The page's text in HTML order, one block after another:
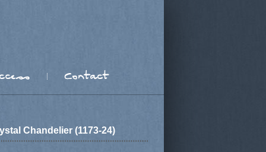
Chandelier (1173-24)